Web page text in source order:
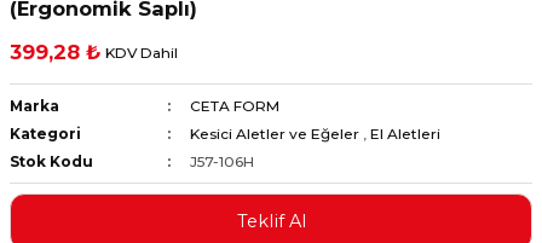
ve Multimetreler
ve Penseler
(Ergonomik Saplı)
399,28 ₺ KDV Dahil
Marka
CETA FORM
Kategori
Kesici Aletler ve Eğeler , El Aletleri
Stok Kodu
J57-106H
Teklif Al